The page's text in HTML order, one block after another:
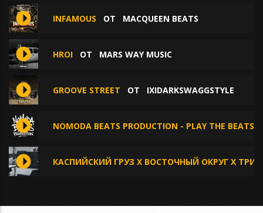
INFAMOUS ОТ MACQUEEN BEATS
HROI ОТ MARS WAY MUSIC
GROOVE STREET ОТ IXIDARKSWAGGSTYLE
NOMODA BEATS PRODUCTION - PLAY THE BEATS
КАСПИЙСКИЙ ГРУЗ X ВОСТОЧНЫЙ ОКРУГ X